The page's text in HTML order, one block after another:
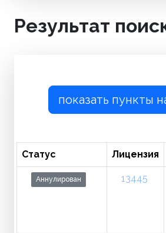
Результат
показать пункты
Статус Лицензия
Аннулирован 13445